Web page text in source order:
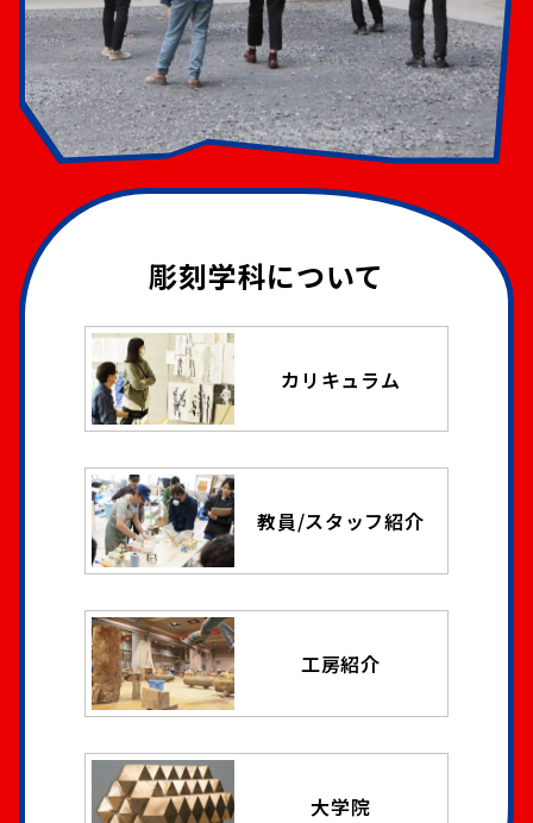
彫刻学科について
カリキュラム
教員/スタッフ紹介
工房紹介
大学院